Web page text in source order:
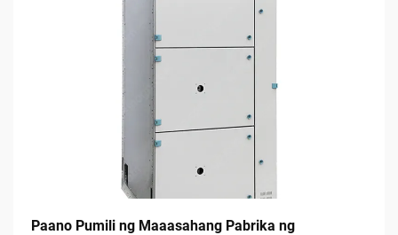
Paano Pumili ng Maaasahang Pabrika ng